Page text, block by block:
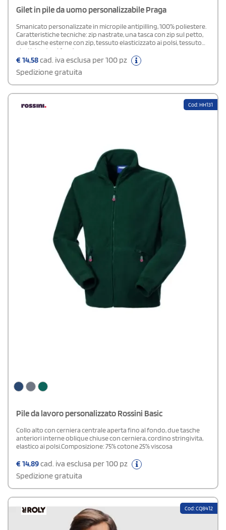
Gilet in pile da uomo personalizzabile Praga
Smanicato personalizzate in micropile antipilling, 100% poliestere.
Caratteristiche tecniche: zip nastrate, una tasca con zip sul petto,
due tasche esterne con zip, tessuto elasticizzato ai polsi, tessuto
elasticizzato al fondo.
€14,58cad. iva esclusa per 100 pz
Spedizione gratuita
Cod: HH131
Pile da lavoro personalizzato Rossini Basic
Collo alto con cerniera centrale aperta fino al fondo, due tasche
anteriori interne oblique chiuse con cerniera, cordino stringivita,
elastico ai polsi.Composizione: 75% cotone 25% viscosa
€14,89cad. iva esclusa per 100 pz
Spedizione gratuita
Cod: CQ8412